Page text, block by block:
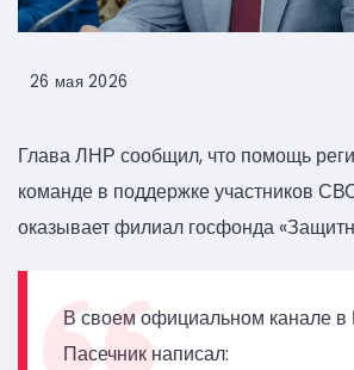
26 мая 2026
Глава ЛНР сообщил, что помощь
команде в поддержке участников
оказывает филиал госфонда
В своем официальном канале
Пасечник написал: